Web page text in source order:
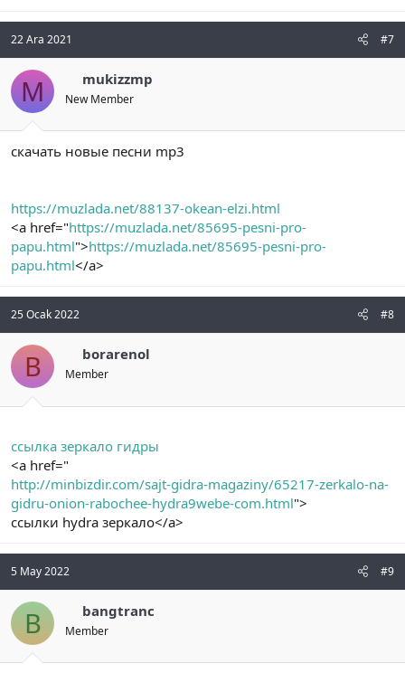
22 Ara 2021 #7
M mukizzmp
New Member
скачать новые песни mp3
https://muzlada.net/88137-okean-elzi.html
<a href="https://muzlada.net/85695-pesni-pro-
papu.html">https://muzlada.net/85695-pesni-pro-
papu.html</a>
25 Ocak 2022 #8
B borarenol
Member
ссылка зеркало гидры
<a href="
http://minbizdir.com/sajt-gidra-magaziny/65217-zerkalo-na-
gidru-onion-rabochee-hydra9webe-com.html">
ссылки hydra зеркало</a>
5 May 2022 #9
B bangtranc
Member